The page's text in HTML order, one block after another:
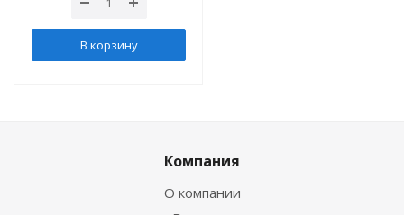
В корзину
Компания
О компании